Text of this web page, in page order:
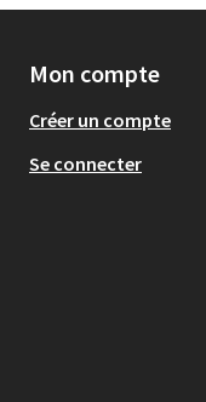
Mon compte
Créer un compte
Se connecter